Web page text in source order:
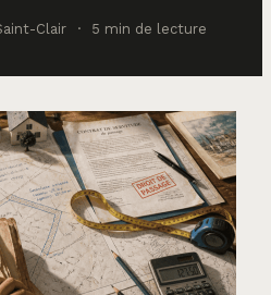
Clair · 5 min de lecture